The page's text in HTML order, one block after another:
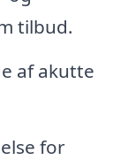
tilbud.
af akutte
for